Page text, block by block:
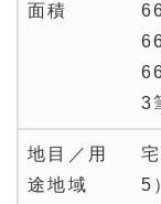
面積
3
地目／用
途地域
5